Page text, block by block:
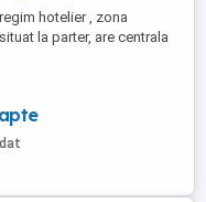
hotelier , zona
la parter, are centrala
este compus din 2
și bucătărie, aproape de
aproape de